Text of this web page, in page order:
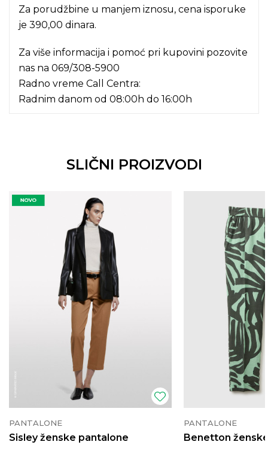
Za porudžbine u manjem iznosu, cena isporuke
je 390,00 dinara.
Za više informacija i pomoć pri kupovini pozovite
nas na 069/308-5900
Radno vreme Call Centra:
Radnim danom od 08:00h do 16:00h
SLIČNI PROIZVODI
PANTALONE
Sisley ženske pantalone
PANTALONE
Benetton